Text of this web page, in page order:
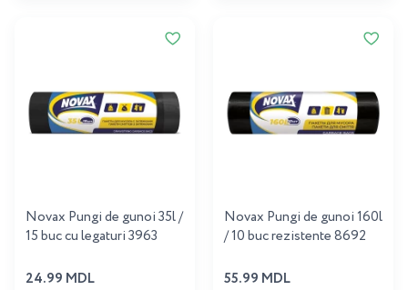
Novax Pungi de gunoi 35l /
15 buc cu legaturi 3963
24.99 MDL
Novax Pungi de gunoi 160l
/ 10 buc rezistente 8692
55.99 MDL